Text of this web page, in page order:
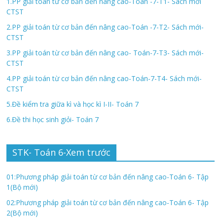
CTST
2.PP giải toán từ cơ bản đến nâng cao-Toán -7-T2- Sách mới-
CTST
3.PP giải toán từ cơ bản đến nâng cao- Toán-7-T3- Sách mới-
CTST
4.PP giải toán từ cơ bản đến nâng cao-Toán-7-T4- Sách mới-
CTST
5.Đề kiểm tra giữa kì và học kì I-II- Toán 7
6.Đề thi học sinh giỏi- Toán 7
STK- Toán 6-Xem trước
01:Phương pháp giải toán từ cơ bản đến nâng cao-Toán 6- Tập
1(Bộ mới)
02:Phương pháp giải toán từ cơ bản đến nâng cao-Toán 6- Tập
2(Bộ mới)